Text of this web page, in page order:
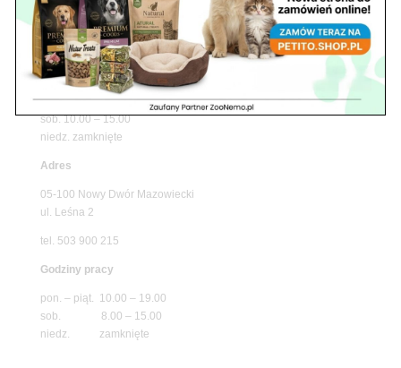
ul. Piłsudskiego 31,
pawilon 134
tel./fax. 22 784 71 96
Godziny pracy
pon. – piąt. 10.00 – 19.00
sob. 10.00 – 15.00
niedz. zamknięte
Adres
05-100 Nowy Dwór Mazowiecki
ul. Leśna 2
tel. 503 900 215
Godziny pracy
pon. – piąt. 10.00 – 19.00
sob. 8.00 – 15.00
niedz. zamknięte